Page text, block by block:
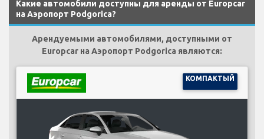
Какие автомобили доступны для аренды от Europcar
на Аэропорт Podgorica?
Арендуемыми автомобилями, доступными от
Europcar на Аэропорт Podgorica являются:
КОМПАКТЫЙ